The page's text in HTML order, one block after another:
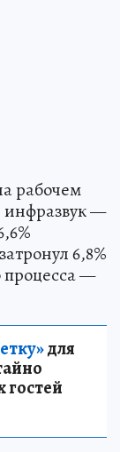
рабочем
инфразвук —
6,8%
процесса —
для
гостей